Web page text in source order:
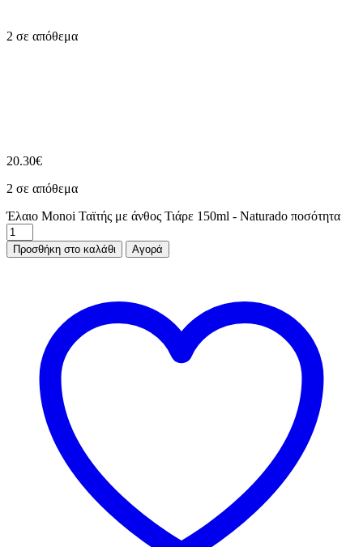
2 σε απόθεμα
20.30€
2 σε απόθεμα
Έλαιο Monoi Ταϊτής με άνθος Τιάρε 150ml - Naturado ποσότητα
Προσθήκη στο καλάθι Αγορά